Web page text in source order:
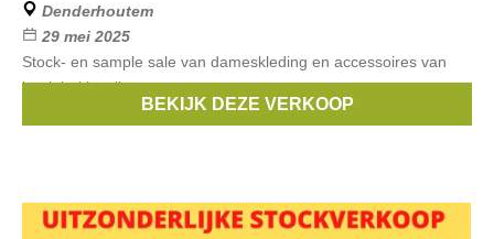
Denderhoutem
29 mei 2025
Stock- en sample sale van dameskleding en accessoires van
het label leselles.
Les EllesBEKIJK DEZE VERKOOP